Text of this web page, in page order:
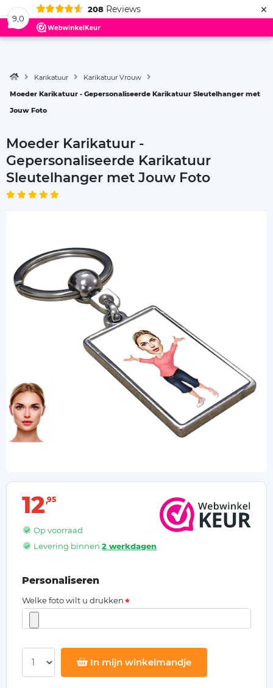
9,0
208 Reviews ×
Menu
Karikatuur
Karikatuur Vrouw
Moeder Karikatuur - Gepersonaliseerde Karikatuur Sleutelhanger met
Jouw Foto
Moeder Karikatuur -
Gepersonaliseerde Karikatuur
Sleutelhanger met Jouw Foto
12 95
Op voorraad
Levering binnen2 werkdagen
Personaliseren
Welke foto wilt u drukken
In mijn winkelmandje